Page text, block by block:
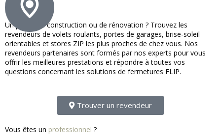
Un projet de construction ou de rénovation ? Trouvez les
revendeurs de volets roulants, portes de garages, brise-soleil
orientables et stores ZIP les plus proches de chez vous. Nos
revendeurs partenaires sont formés par nos experts pour vous
offrir les meilleures prestations et répondre à toutes vos
questions concernant les solutions de fermetures FLIP.
Trouver un revendeur
Vous êtes un professionnel ?